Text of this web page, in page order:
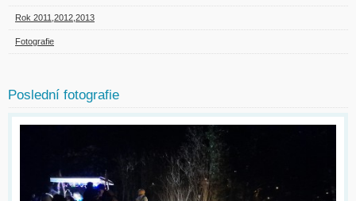
Rok 2011,2012,2013
Fotografie
Poslední fotografie